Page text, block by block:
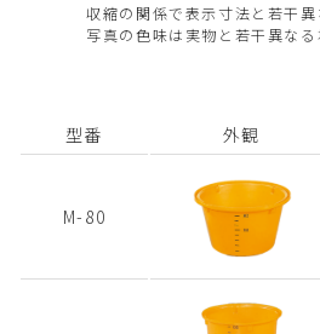
収縮の関係で表示寸法と若干異
写真の色味は実物と若干異なる
型番 外観
M-80